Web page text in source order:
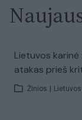
Lietuvos
atakas prieš
Žinios